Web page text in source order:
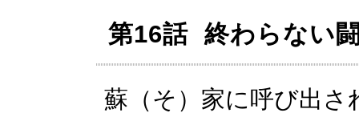
第16話 終わらない
蘇（そ）家に呼び出さ